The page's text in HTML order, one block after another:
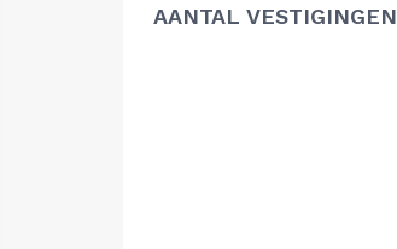
AANTAL VESTIGINGEN